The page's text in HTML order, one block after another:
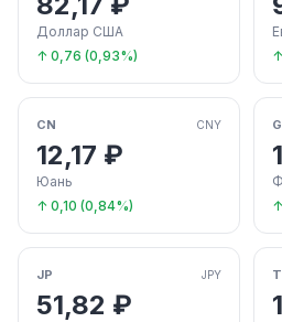
Доллар США
↑ 0,76 (0,93%)
CN CNY
12,17 ₽
Юань
↑ 0,10 (0,84%)
JP JPY
51,82 ₽